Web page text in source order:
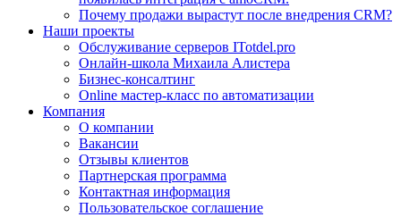
Почему продажи вырастут после внедрения CRM?
Наши проекты
Обслуживание серверов ITotdel.pro
Онлайн-школа Михаила Алистера
Бизнес-консалтинг
Online мастер-класс по автоматизации
Компания
О компании
Вакансии
Отзывы клиентов
Партнерская программа
Контактная информация
Пользовательское соглашение